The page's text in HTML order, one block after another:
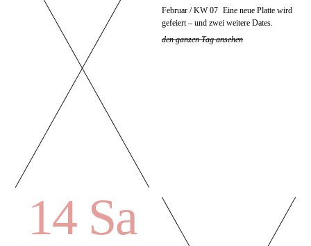
Februar / KW 07 Eine neue Platte wird
gefeiert – und zwei weitere Dates.
den ganzen Tag ansehen
14 Sa